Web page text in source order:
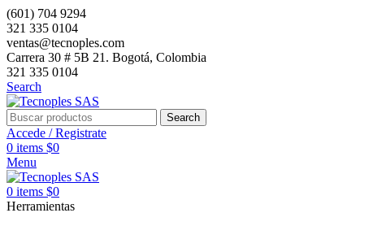
(601) 704 9294
321 335 0104
ventas@tecnoples.com
Carrera 30 # 5B 21. Bogotá, Colombia
321 335 0104
Search
Search
Accede / Registrate
0 items $0
Menu
0 items $0
Herramientas